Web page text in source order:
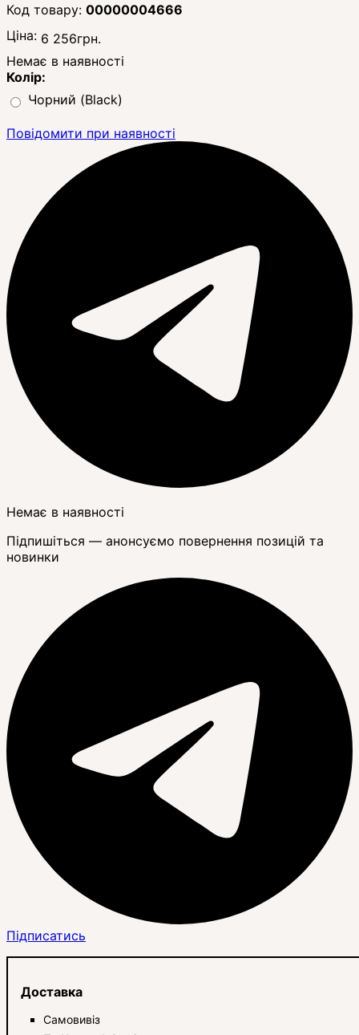
00000004666
Ціна: 6 256грн.
Немає в наявності
Колір:
Чорний (Black)
Повідомити при наявності
Немає в наявності
Підпишіться — анонсуємо повернення позицій та
новинки
Підписатись
Доставка
Самовивіз